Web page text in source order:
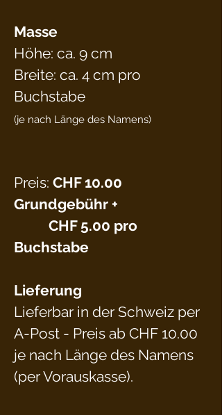
Masse
Höhe: ca. 9 cm
Breite: ca. 4 cm pro
Buchstabe
(je nach Länge des Namens)
Preis: CHF 10.00
Grundgebühr +
CHF 5.00 pro
Buchstabe
Lieferung
Lieferbar in der Schweiz per
A-Post - Preis ab CHF 10.00
je nach Länge des Namens
(per Vorauskasse).